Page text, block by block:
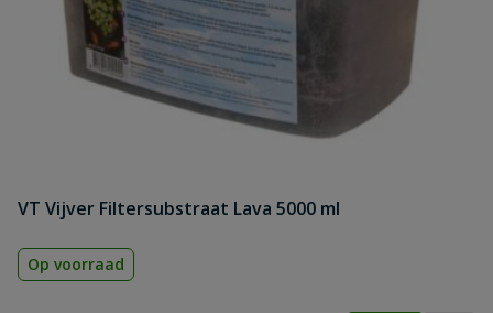
VT Vijver Filtersubstraat Lava 5000 ml
Op voorraad